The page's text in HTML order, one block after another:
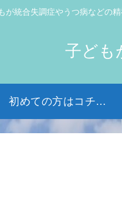
が統合失調症やうつ病などの
子ども
初めての方はコチラから